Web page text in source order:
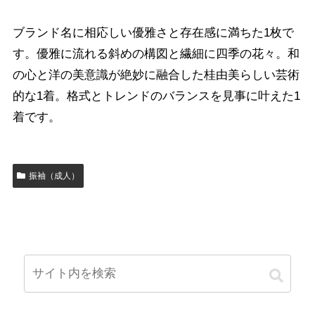
ブランド名に相応しい優雅さと存在感に満ちた1枚で
す。優雅に流れる斜めの構図と繊細に四季の花々。和
の心と洋の美意識が絶妙に融合した桂由美らしい芸術
的な1着。格式とトレンドのバランスを見事に叶えた1
着です。
振袖（成人）